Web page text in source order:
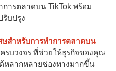
ารตลาดบน TikTok พร้อม
รับปรุง
ษสำหรับการทำการตลาดบน
รบวงจร ที่ช่วยให้ธุรกิจของคุณ
หลากหลายช่องทางมากขึ้น